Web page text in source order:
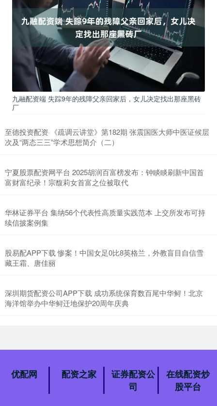
九融配资端 失踪9年的残障父亲回家后，女儿决定找出那座黑砖
厂
至德投资配资 《疏调云讲堂》第182期 张震国医大师中医证候层
次及“两态三三”学术思想简介（二）
宁夏股票配资网平台 2025胡润百富榜发布：钟睒睒刷新中国首
富财富纪录！宗馥莉女首富之位被取代
华林证券平台 集纳56个代表性高质量实践范本 上交所发布可持
续信披案例集
股易配APP下载 惨案！中国女足0比8英格兰，外教盲目自信雪
藏王霜、唐佳丽
深圳期货配资公司APP下载 成功系统保育数百尾中华鲟！北京
海洋馆举办中华鲟迁地保护20周年庆典
优配网 配资之家
证券配资公
司
在线配资炒
股平台